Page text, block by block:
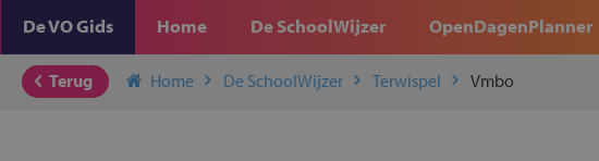
De VO Gids Home De SchoolWijzer OpenDagenPlanner
Terug Home De SchoolWijzer Terwispel Vmbo